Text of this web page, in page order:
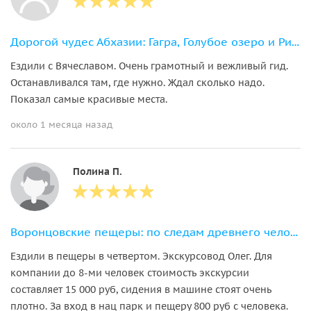
Дорогой чудес Абхазии: Гагра, Голубое озеро и Рица
Ездили с Вячеславом. Очень грамотный и вежливый гид.
Останавливался там, где нужно. Ждал сколько надо.
Показал самые красивые места.
около 1 месяца назад
Полина П.
Воронцовские пещеры: по следам древнего человека
Ездили в пещеры в четвертом. Экскурсовод Олег. Для
компании до 8-ми человек стоимость экскурсии
составляет 15 000 руб, сидения в машине стоят очень
плотно. За вход в нац парк и пещеру 800 руб с человека.